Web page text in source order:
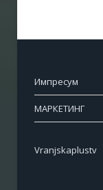
Импресум
МАРКЕТИНГ
Vranjskaplustv